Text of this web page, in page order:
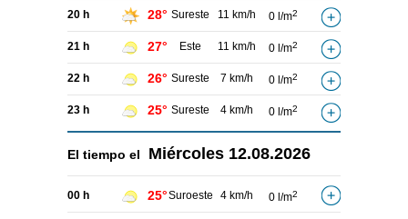
20 h 28° Sureste 11 km/h 0 l/m2
21 h 27° Este 11 km/h 0 l/m2
22 h 26° Sureste 7 km/h 0 l/m2
23 h 25° Sureste 4 km/h 0 l/m2
El tiempo el Miércoles 12.08.2026
00 h 25°Suroeste 4 km/h 0 l/m2